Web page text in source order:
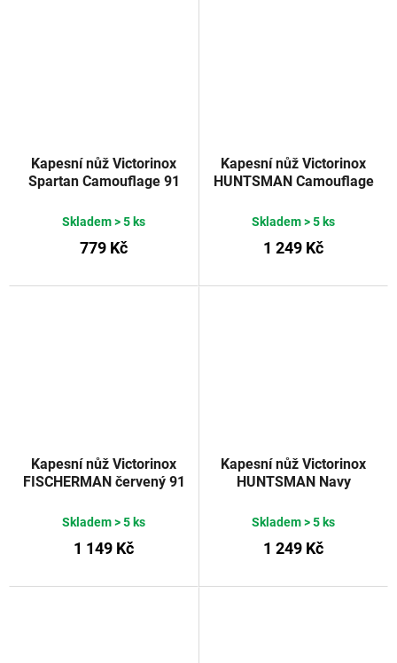
Kapesní nůž Victorinox
Spartan Camouflage 91
Skladem> 5 ks
779 Kč
Kapesní nůž Victorinox
HUNTSMAN Camouflage
Skladem> 5 ks
1 249 Kč
Kapesní nůž Victorinox
FISCHERMAN červený 91
Skladem> 5 ks
1 149 Kč
Kapesní nůž Victorinox
HUNTSMAN Navy
Skladem> 5 ks
1 249 Kč